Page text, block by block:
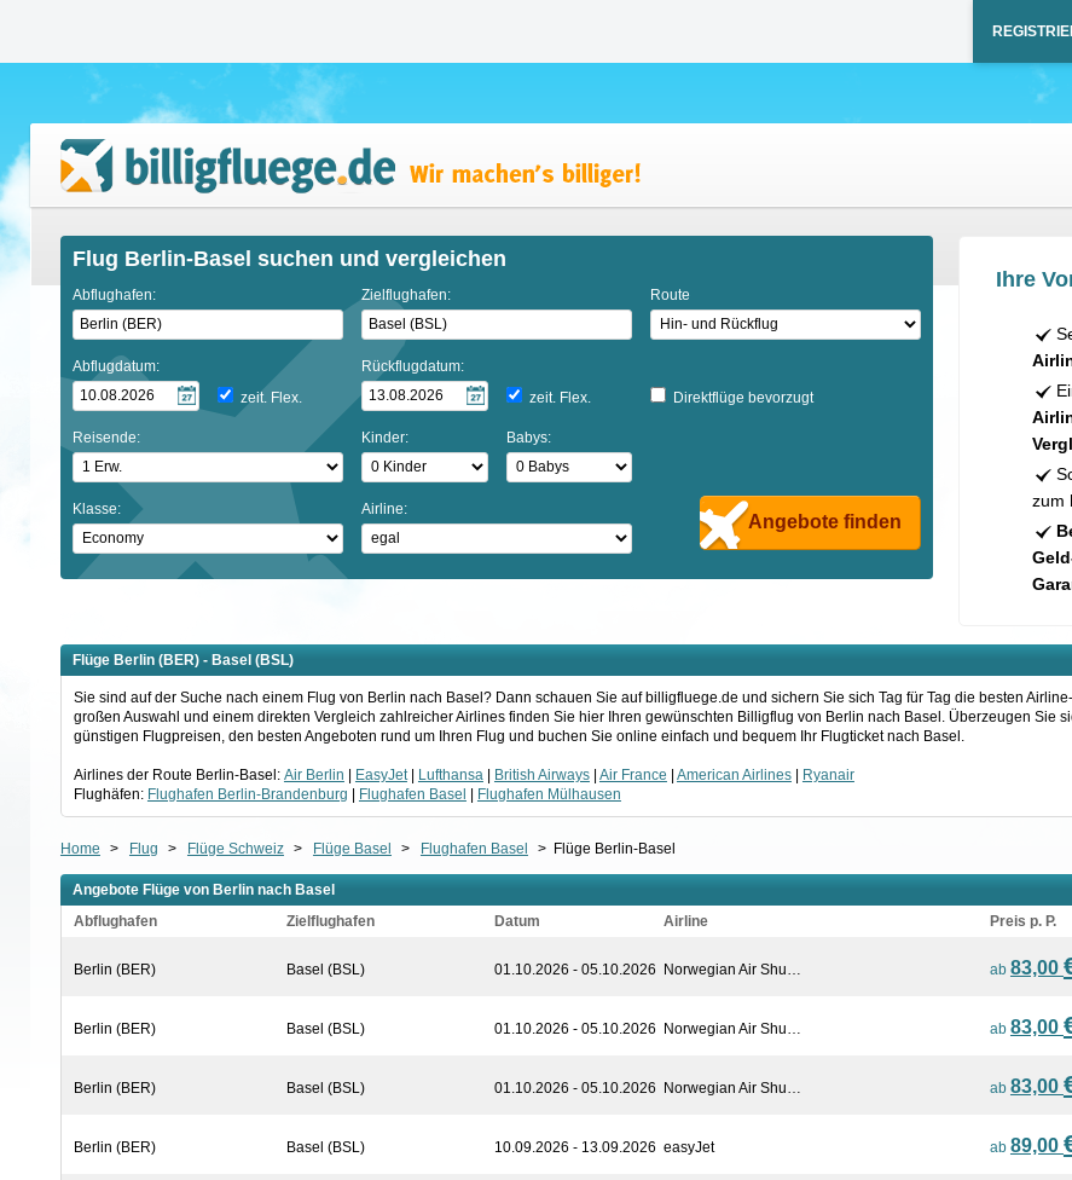
Flug Berlin-Basel suchen und vergleichen
Abflughafen: Zielflughafen: Route
Abflugdatum:
zeit. Flex.
Rückflugdatum:
zeit. Flex.
Direktflüge bevorzugt
Reisende: Kinder: Babys:
Klasse: Airline:
Angebote finden
Ihre
zum
Flüge Berlin (BER) - Basel (BSL)
Sie sind auf der Suche nach einem Flug von Berlin nach Basel? Dann schauen Sie auf billigfluege.de und sichern Sie sich Tag für Tag die besten
großen Auswahl und einem direkten Vergleich zahlreicher Airlines finden Sie hier Ihren gewünschten Billigflug von Berlin nach Basel. Überzeugen Sie
günstigen Flugpreisen, den besten Angeboten rund um Ihren Flug und buchen Sie online einfach und bequem Ihr Flugticket nach Basel.
Airlines der Route Berlin-Basel: Air Berlin EasyJet| Lufthansa| British Airways| Air France American Airlines|
Ryanair
Flughäfen: Flughafen Berlin-Brandenburg Flughafen Basel Flughafen Mülhausen
Home > Flug > Flüge Schweiz > Flüge Basel > Flughafen Basel > Flüge Berlin-Basel
Angebote Flüge von Berlin nach Basel
Abflughafen
Zielflughafen Datum Airline Preis p. P.
Berlin (BER) Basel (BSL) 01.10.2026 - 05.10.2026 Norwegian Air Shu… ab 83,00
Berlin (BER) Basel (BSL) 01.10.2026 - 05.10.2026 Norwegian Air Shu… ab 83,00
Berlin (BER) Basel (BSL) 01.10.2026 - 05.10.2026 Norwegian Air Shu… ab 83,00
Berlin (BER) Basel (BSL) 10.09.2026 - 13.09.2026 easyJet ab 89,00